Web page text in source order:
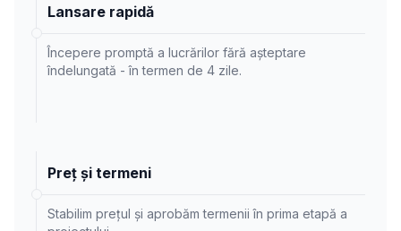
Lansare rapidă
Începere promptă a lucrărilor fără așteptare
îndelungată - în termen de 4 zile.
Preț și termeni
Stabilim prețul și aprobăm termenii în prima etapă a